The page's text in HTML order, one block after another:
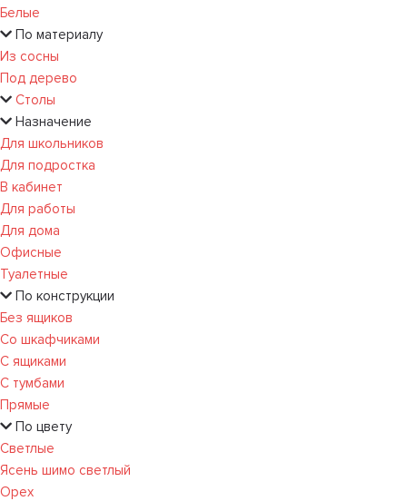
Белые
По материалу
Из сосны
Под дерево
Столы
Назначение
Для школьников
Для подростка
В кабинет
Для работы
Для дома
Офисные
Туалетные
По конструкции
Без ящиков
Со шкафчиками
С ящиками
С тумбами
Прямые
По цвету
Светлые
Ясень шимо светлый
Орех